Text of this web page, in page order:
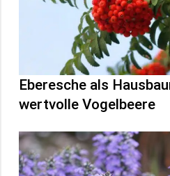
Eberesche als
wertvolle Vogelbeere